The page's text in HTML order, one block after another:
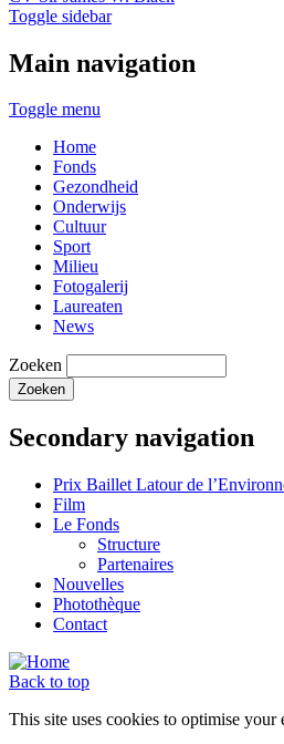
Toggle sidebar
Main navigation
Toggle menu
Home
Fonds
Gezondheid
Onderwijs
Cultuur
Sport
Milieu
Fotogalerij
Laureaten
News
Zoeken
Secondary navigation
Prix Baillet Latour de
Film
Le Fonds
Structure
Partenaires
Nouvelles
Photothèque
Contact
Back to top
This site uses cookies to optimise your